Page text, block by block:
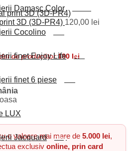
Damasc Color
Cocolino
finet Enjoy Life NOU
finet 6 piese
LUX
Jacquard Clasy
3D (3D-PR4) 120,00 lei
de producător:180 lei
o valoare mai mare de 5.000 lei,
exclusiv online, prin card